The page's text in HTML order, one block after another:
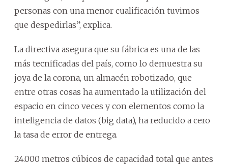
personas con una menor cualificación tuvimos
que despedirlas”, explica.
La directiva asegura que su fábrica es una de las
más tecnificadas del país, como lo demuestra su
joya de la corona, un almacén robotizado, que
entre otras cosas ha aumentado la utilización del
espacio en cinco veces y con elementos como la
inteligencia de datos (big data), ha reducido a cero
la tasa de error de entrega.
24.000 metros cúbicos de capacidad total que antes